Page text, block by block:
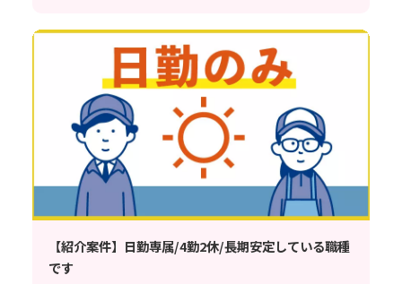
【紹介案件】日勤専属/4勤2休/長期安定している職種
です